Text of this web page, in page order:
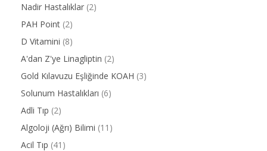
Nadir Hastalıklar (2)
PAH Point (2)
D Vitamini (8)
A'dan Z'ye Linagliptin (2)
Gold Kılavuzu Eşliğinde KOAH (3)
Solunum Hastalıkları (6)
Adli Tıp (2)
Algoloji (Ağrı) Bilimi (11)
Acil Tıp (41)